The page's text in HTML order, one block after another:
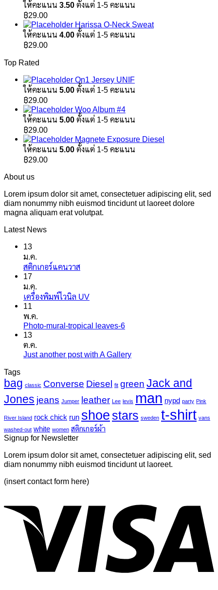
ให้คะแนน 3.50 ตั้งแต่ 1-5 คะแนน
฿29.00
Harissa O-Neck Sweat
ให้คะแนน 4.00 ตั้งแต่ 1-5 คะแนน
฿29.00
Top Rated
On1 Jersey UNIF
ให้คะแนน 5.00 ตั้งแต่ 1-5 คะแนน
฿29.00
Woo Album #4
ให้คะแนน 5.00 ตั้งแต่ 1-5 คะแนน
฿29.00
Magnete Exposure Diesel
ให้คะแนน 5.00 ตั้งแต่ 1-5 คะแนน
฿29.00
About us
Lorem ipsum dolor sit amet, consectetuer adipiscing elit, sed
diam nonummy nibh euismod tincidunt ut laoreet dolore
magna aliquam erat volutpat.
Latest News
13
ม.ค.
สติกเกอร์แคนวาสไม่มี
บน
เกอร์
17
ม.ค.
เครื่องพิมพ์ไวนิล UVไม่มี
บน
นิล
11
พ.ค.
Photo-mural-tropical leaves-6ไม่มี
บน
tropical
leaves-
6
13
ต.ค.
Just another post with A Galleryไม่มี
บน
Just
another
post
with
Tags
bag classic Converse Diesel fit green Jack and
Jones jeans Jumper leather Lee levis man nypd party Pink
River Island rock chick run shoe stars sweden t-shirt vans
washed-out white women สติกเกอร์ผ้า
Signup for Newsletter
Lorem ipsum dolor sit amet, consectetuer adipiscing elit, sed
diam nonummy nibh euismod tincidunt ut laoreet.
(insert contact form here)